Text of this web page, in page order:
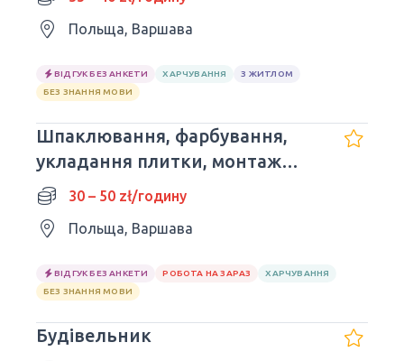
Польща, Варшава
ВІДГУК БЕЗ АНКЕТИ ХАРЧУВАННЯ
З ЖИТЛОМ
БЕЗ ЗНАННЯ МОВИ
Шпаклювання, фарбування,
укладання плитки, монтаж
гіпсокартону
30 – 50 zł/годину
Польща, Варшава
ВІДГУК БЕЗ АНКЕТИ РОБОТА НА ЗАРАЗ
ХАРЧУВАННЯ
БЕЗ ЗНАННЯ МОВИ
Будівельник